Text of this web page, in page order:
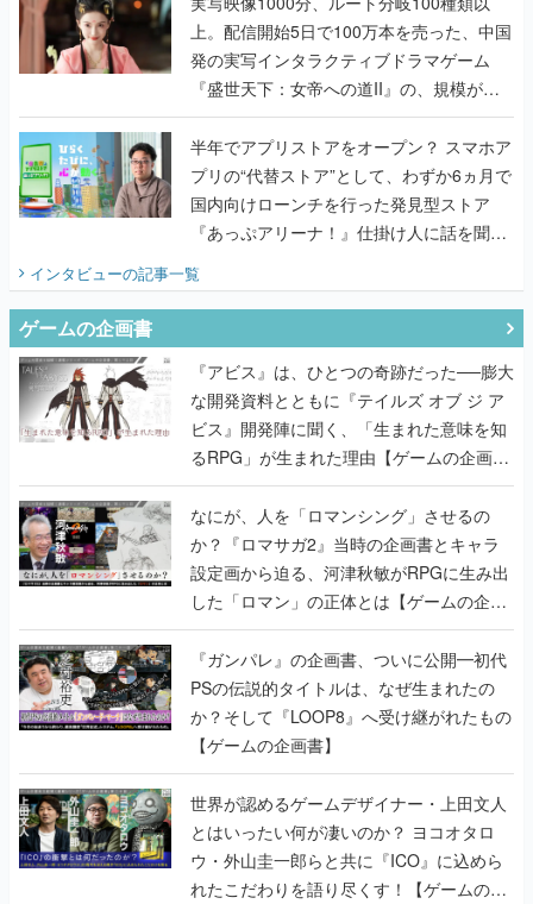
上。配信開始5日で100万本を売った、中国
発の実写インタラクティブドラマゲーム
『盛世天下：女帝への道II』の、規模が違
うこだわりをプロデューサーに聞いた
半年でアプリストアをオープン？ スマホア
プリの“代替ストア”として、わずか6ヵ月で
国内向けローンチを行った発見型ストア
『あっぷアリーナ！』仕掛け人に話を聞い
てみた
インタビューの記事一覧
ゲームの企画書
『アビス』は、ひとつの奇跡だった──膨大
な開発資料とともに『テイルズ オブ ジ ア
ビス』開発陣に聞く、「生まれた意味を知
るRPG」が生まれた理由【ゲームの企画
書】
なにが、人を「ロマンシング」させるの
か？『ロマサガ2』当時の企画書とキャラ
設定画から迫る、河津秋敏がRPGに生み出
した「ロマン」の正体とは【ゲームの企画
書】
『ガンパレ』の企画書、ついに公開━初代
PSの伝説的タイトルは、なぜ生まれたの
か？そして『LOOP8』へ受け継がれたもの
【ゲームの企画書】
世界が認めるゲームデザイナー・上田文人
とはいったい何が凄いのか？ ヨコオタロ
ウ・外山圭一郎らと共に『ICO』に込めら
れたこだわりを語り尽くす！【ゲームの企